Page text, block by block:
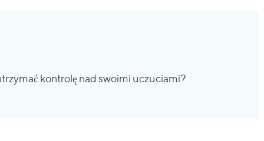
kontrolę nad swoimi uczuciami?